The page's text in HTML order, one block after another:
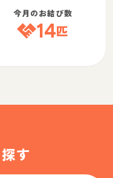
今月のお結び数
14匹
す